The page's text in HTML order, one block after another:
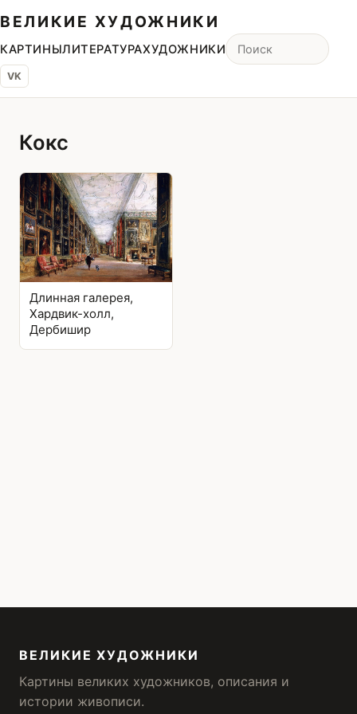
ВЕЛИКИЕ ХУДОЖНИКИ
КАРТИНЫЛИТЕРАТУРАХУДОЖНИКИ
VK
Кокс
Длинная галерея,
Хардвик-холл,
Дербишир
ВЕЛИКИЕ ХУДОЖНИКИ
Картины великих художников, описания и
истории живописи.